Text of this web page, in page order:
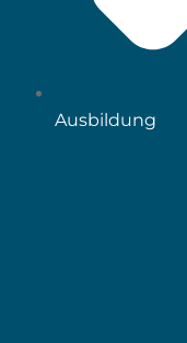
Ausbildung